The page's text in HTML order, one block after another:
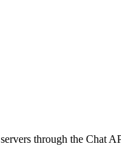
through the Chat